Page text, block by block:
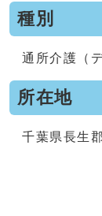
種別
通所介護（
所在地
千葉県長生